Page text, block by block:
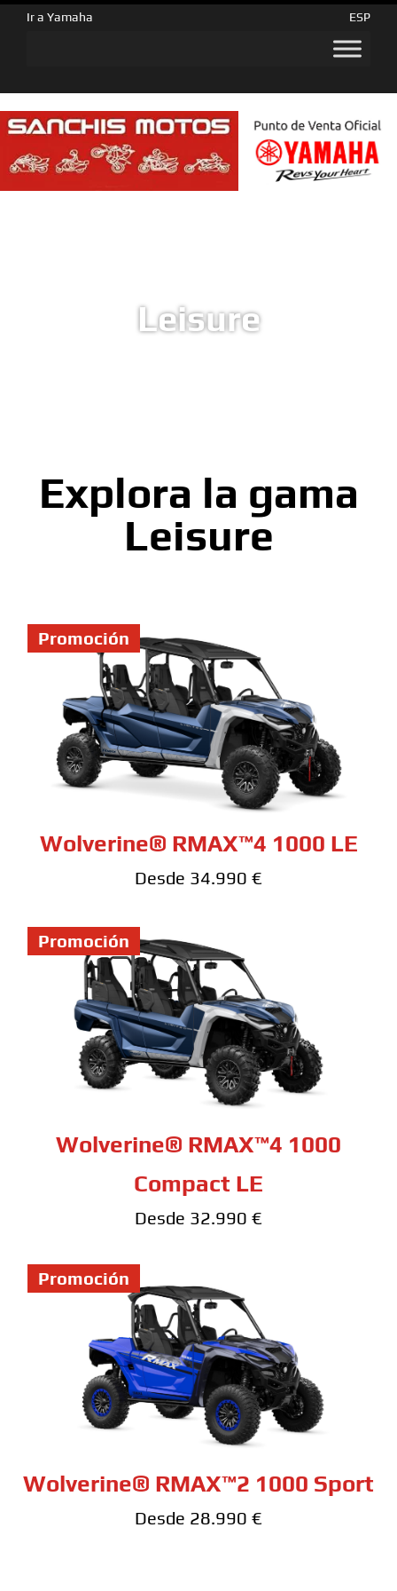
Ir a Yamaha ESP
Leisure
Explora la gama
Leisure
Promoción
Wolverine® RMAX™4 1000 LE
Desde 34.990 €
Promoción
Wolverine® RMAX™4 1000
Compact LE
Desde 32.990 €
Promoción
Wolverine® RMAX™2 1000 Sport
Desde 28.990 €